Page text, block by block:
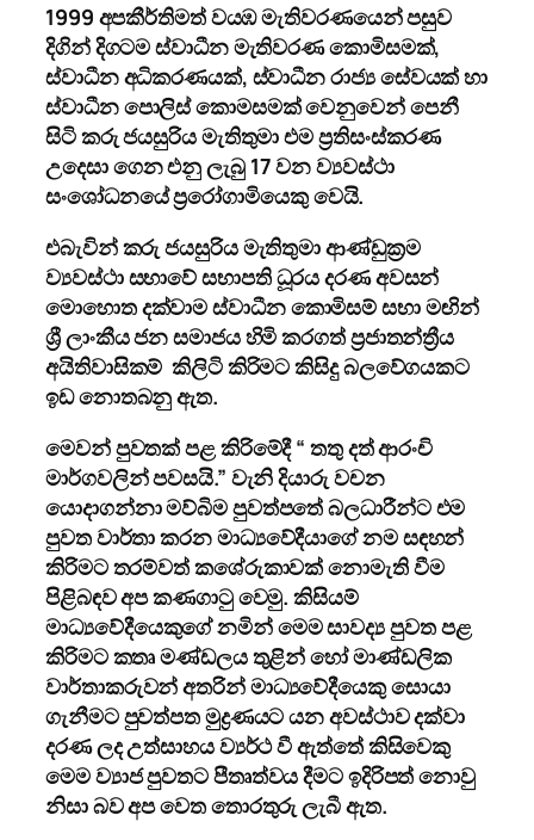
1999 අපකීර්තිමත් වයඹ මැතිවරණයෙන් පසුව
දිගින් දිගටම ස්වාධීන මැතිවරණ කොමිසමක්,
ස්වාධීන අධිකරණයක්, ස්වාධීන රාජ්‍ය සේවයක් හා
ස්වාධීන පොලිස් කොමසමක් වෙනුවෙන් පෙනී
සිටි කරු ජයසුරිය මැතිතුමා එම ප්‍රතිසංස්කරණ
උදෙසා ගෙන එනු ලැබු 17 වන ව්‍යවස්ථා
සංශෝධනයේ ප්‍රරෝගාමියෙකු වෙයි.
එබැවින් කරු ජයසුරිය මැතිතුමා ආණ්ඩුක්‍රම
ව්‍යවස්ථා සභාවේ සභාපති ධූරය දරණ අවසන්
මොහොත දක්වාම ස්වාධීන කොමිසම් සභා මඟින්
ශ්‍රී ලාංකීය ජන සමාජය හිමි කරගත් ප්‍රජාතන්ත්‍රීය
අයිතිවාසිකම් කිලිටි කිරිමට කිසිදු බලවේගයකට
ඉඩ නොතබනු ඇත.
මෙවන් පුවතක් පළ කිරිමේදී “ තතු දත් ආරංචි
මාර්ගවලින් පවසයි.” වැනි දියාරු වචන
යොදාගන්නා මව්බිම පුවත්පතේ බලධාරීන්ට එම
පුවත වාර්තා කරන මාධ්‍යවේදීයාගේ නම සඳහන්
කිරිමට තරම්වත් කශේරුකාවක් නොමැති වීම
පිළිබඳව අප කණගාටු වෙමු. කිසියම්
මාධ්‍යවේදීයෙකුගේ නමින් මෙම සාවද්‍ය පුවත පළ
කිරිමට කතෘ මණ්ඩලය තුළින් හෝ මාණ්ඩලික
වාර්තාකරුවන් අතරින් මාධ්‍යවේදීයෙකු සොයා
ගැනීමට පුවත්පත මුද්‍රණයට යන අවස්ථාව දක්වා
දරණ ලද උත්සාහය ව්‍යර්ථ වී ඇත්තේ කිසිවෙකු
මෙම ව්‍යාජ පුවතට පීතෘත්වය දීමට ඉදිරිපත් නොවු
නිසා බව අප වෙත තොරතුරු ලැබී ඇත.